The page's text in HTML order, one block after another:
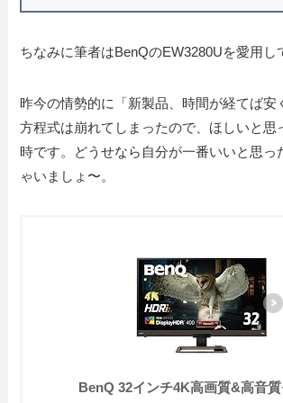
ちなみに筆者はBenQのEW3280Uを愛用し
昨今の情勢的に「新製品、時間が経てば安
方程式は崩れてしまったので、ほしいと思
時です。どうせなら自分が一番いいと思っ
ゃいましょ〜。
BenQ 32インチ4K高画質&高音